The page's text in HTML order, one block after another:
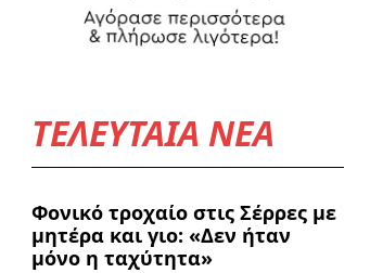
ΤΕΛΕΥΤΑΙΑ ΝΕΑ
Φονικό τροχαίο στις Σέρρες με
μητέρα και γιο: «Δεν ήταν
μόνο η ταχύτητα»